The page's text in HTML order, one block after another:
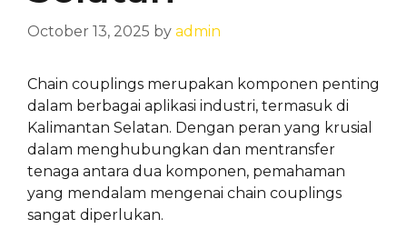
October 13, 2025 by admin
Chain couplings merupakan komponen penting
dalam berbagai aplikasi industri, termasuk di
Kalimantan Selatan. Dengan peran yang krusial
dalam menghubungkan dan mentransfer
tenaga antara dua komponen, pemahaman
yang mendalam mengenai chain couplings
sangat diperlukan.